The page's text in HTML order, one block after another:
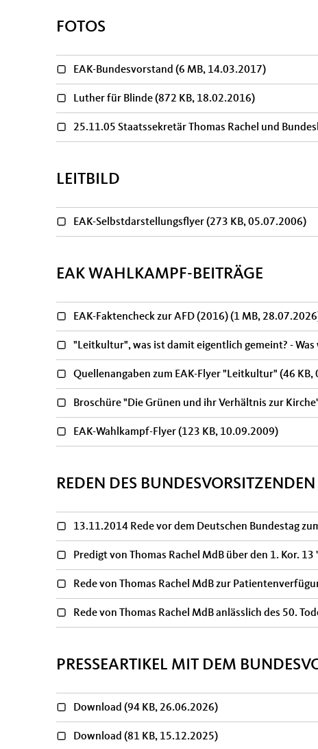
FOTOS
EAK-Bundesvorstand (6 MB, 14.03.2017)
Luther für Blinde(872 KB, 18.02.2016)
25.11.05 Staatssekretär Thomas Rachel und
LEITBILD
EAK-Selbstdarstellungsflyer(273 KB, 05.07.2006)
EAK WAHLKAMPF-BEITRÄGE
EAK-Faktencheck zur AFD (2016)(1 MB,
"Leitkultur", was ist damit eigentlich gemeint? -
Quellenangaben zum EAK-Flyer "Leitkultur" (46 KB,
Broschüre "Die Grünen und ihr Verhältnis zur
EAK-Wahlkampf-Flyer(123 KB, 10.09.2009)
REDEN DES BUNDESVORSITZENDEN
13.11.2014 Rede vor dem Deutschen Bundestag
Predigt von Thomas Rachel MdB über den 1. Kor.
Rede von Thomas Rachel MdB zur
Rede von Thomas Rachel MdB anlässlich des 50.
PRESSEARTIKEL MIT DEM
Download (94 KB, 26.06.2026)
Download (81 KB, 15.12.2025)